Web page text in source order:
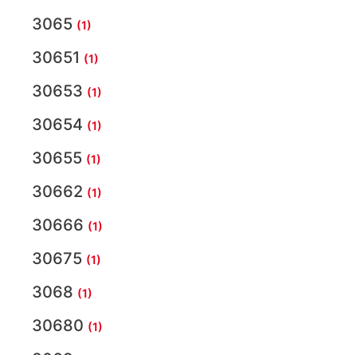
3065 (1)
30651 (1)
30653 (1)
30654 (1)
30655 (1)
30662 (1)
30666 (1)
30675 (1)
3068 (1)
30680 (1)